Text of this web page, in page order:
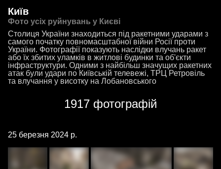
Київ
Фото усіх руйнувань у Києві
Столиця України знаходиться під ракетними ударами з
самого початку повномасштабної війни Росії проти
України. Фотографії показують наслідки влучань ракет
або їх збитих уламків в житлові будинки та об'єкти
інфраструктури. Одними з найбільш значущих ракетних
атак були удари по Київській телевежі, ТРЦ Ретровіль
та влучання у висотку на Лобановського
1917 фотографій
25 березня 2024 р.